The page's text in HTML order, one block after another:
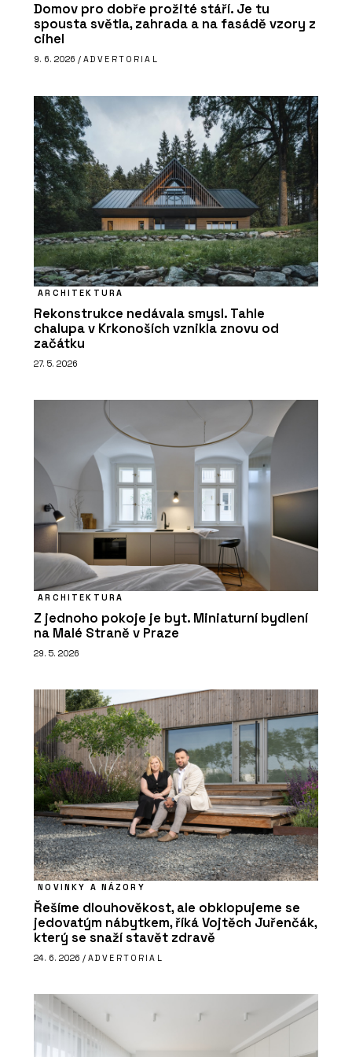
Domov pro dobře prožité stáří. Je tu
spousta světla, zahrada a na fasádě vzory z
cihel
9. 6. 2026 / ADVERTORIAL
ARCHITEKTURA
Rekonstrukce nedávala smysl. Tahle
chalupa v Krkonoších vznikla znovu od
začátku
27. 5. 2026
ARCHITEKTURA
Z jednoho pokoje je byt. Miniaturní bydlení
na Malé Straně v Praze
29. 5. 2026
NOVINKY A NÁZORY
Řešíme dlouhověkost, ale obklopujeme se
jedovatým nábytkem, říká Vojtěch Juřenčák,
který se snaží stavět zdravě
24. 6. 2026 / ADVERTORIAL